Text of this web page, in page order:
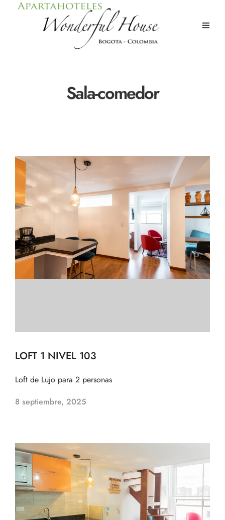
Sala-comedor
LOFT 1 NIVEL 103
Loft de Lujo para 2 personas
8 septiembre, 2025